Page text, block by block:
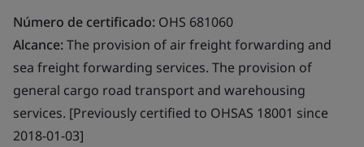
Número de certificado: OHS 681060
Alcance:The provision of air freight forwarding and
sea freight forwarding services. The provision of
general cargo road transport and warehousing
services. [Previously certified to OHSAS 18001 since
2018-01-03]